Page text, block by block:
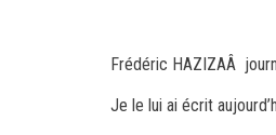
Frédéric HAZIZAÂ
Je le lui ai écrit